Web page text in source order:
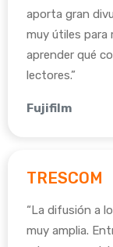
aporta gran
muy útiles para
aprender qué
lectores.”
Fujifilm
TRESCOM
“La difusión a
muy amplia.